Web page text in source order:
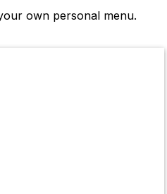
own personal menu.